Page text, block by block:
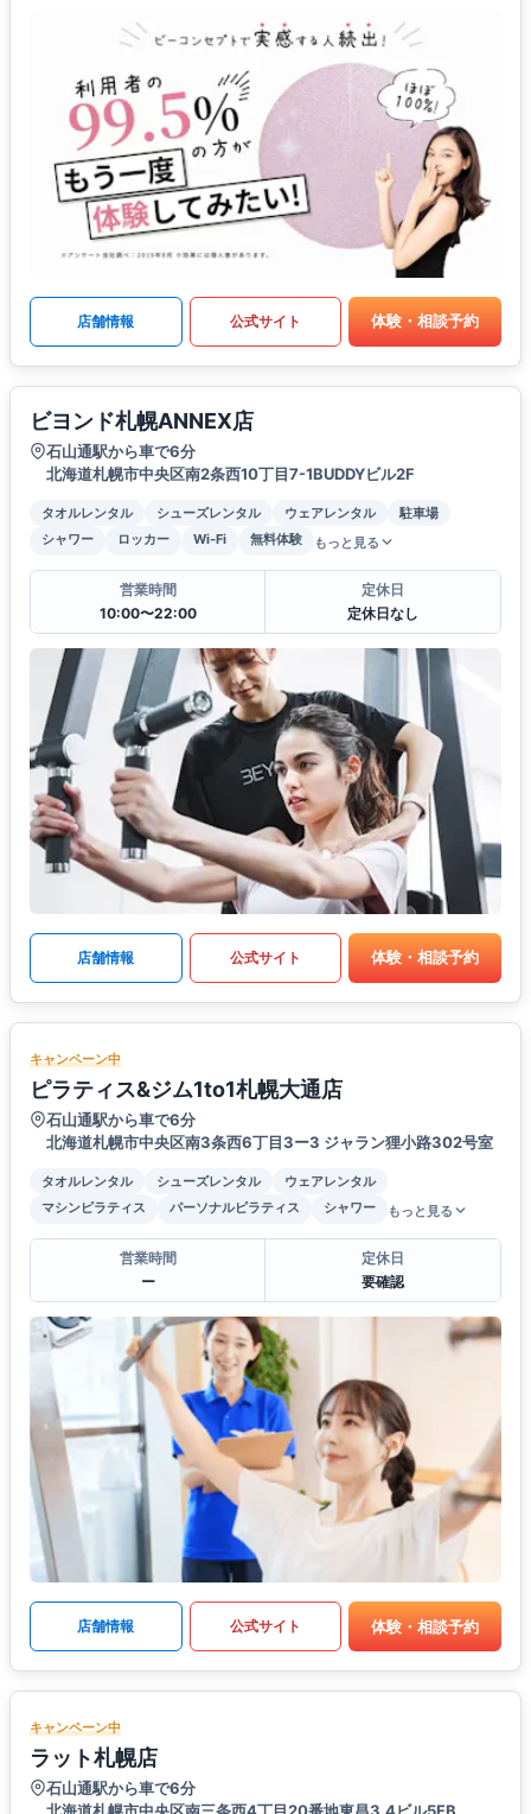
店舗情報 公式サイト 体験・相談予約
ビヨンド札幌ANNEX店
石山通駅から車で6分
北海道札幌市中央区南2条西10丁目7-1BUDDYビル2F
タオルレンタル シューズレンタル ウェアレンタル
駐車場
シャワー
ロッカー Wi-Fi 無料体験 もっと見る
営業時間
10:00〜22:00
定休日
定休日なし
店舗情報 公式サイト 体験・相談予約
キャンペーン中
ピラティス&ジム1to1札幌大通店
石山通駅から車で6分
北海道札幌市中央区南3条西6丁目3ー3 ジャラン狸小路302号室
タオルレンタル シューズレンタル
ウェアレンタル
マシンピラティス
パーソナルピラティス シャワー もっと見る
営業時間
ー
定休日
要確認
店舗情報 公式サイト 体験・相談予約
キャンペーン中
ラット札幌店
石山通駅から車で6分